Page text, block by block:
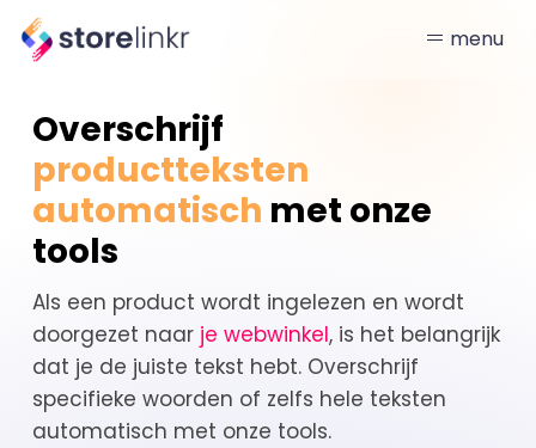
menu
Overschrijf
productteksten
automatisch met onze
tools
Als een product wordt ingelezen en wordt
doorgezet naar je webwinkel, is het belangrijk
dat je de juiste tekst hebt. Overschrijf
specifieke woorden of zelfs hele teksten
automatisch met onze tools.